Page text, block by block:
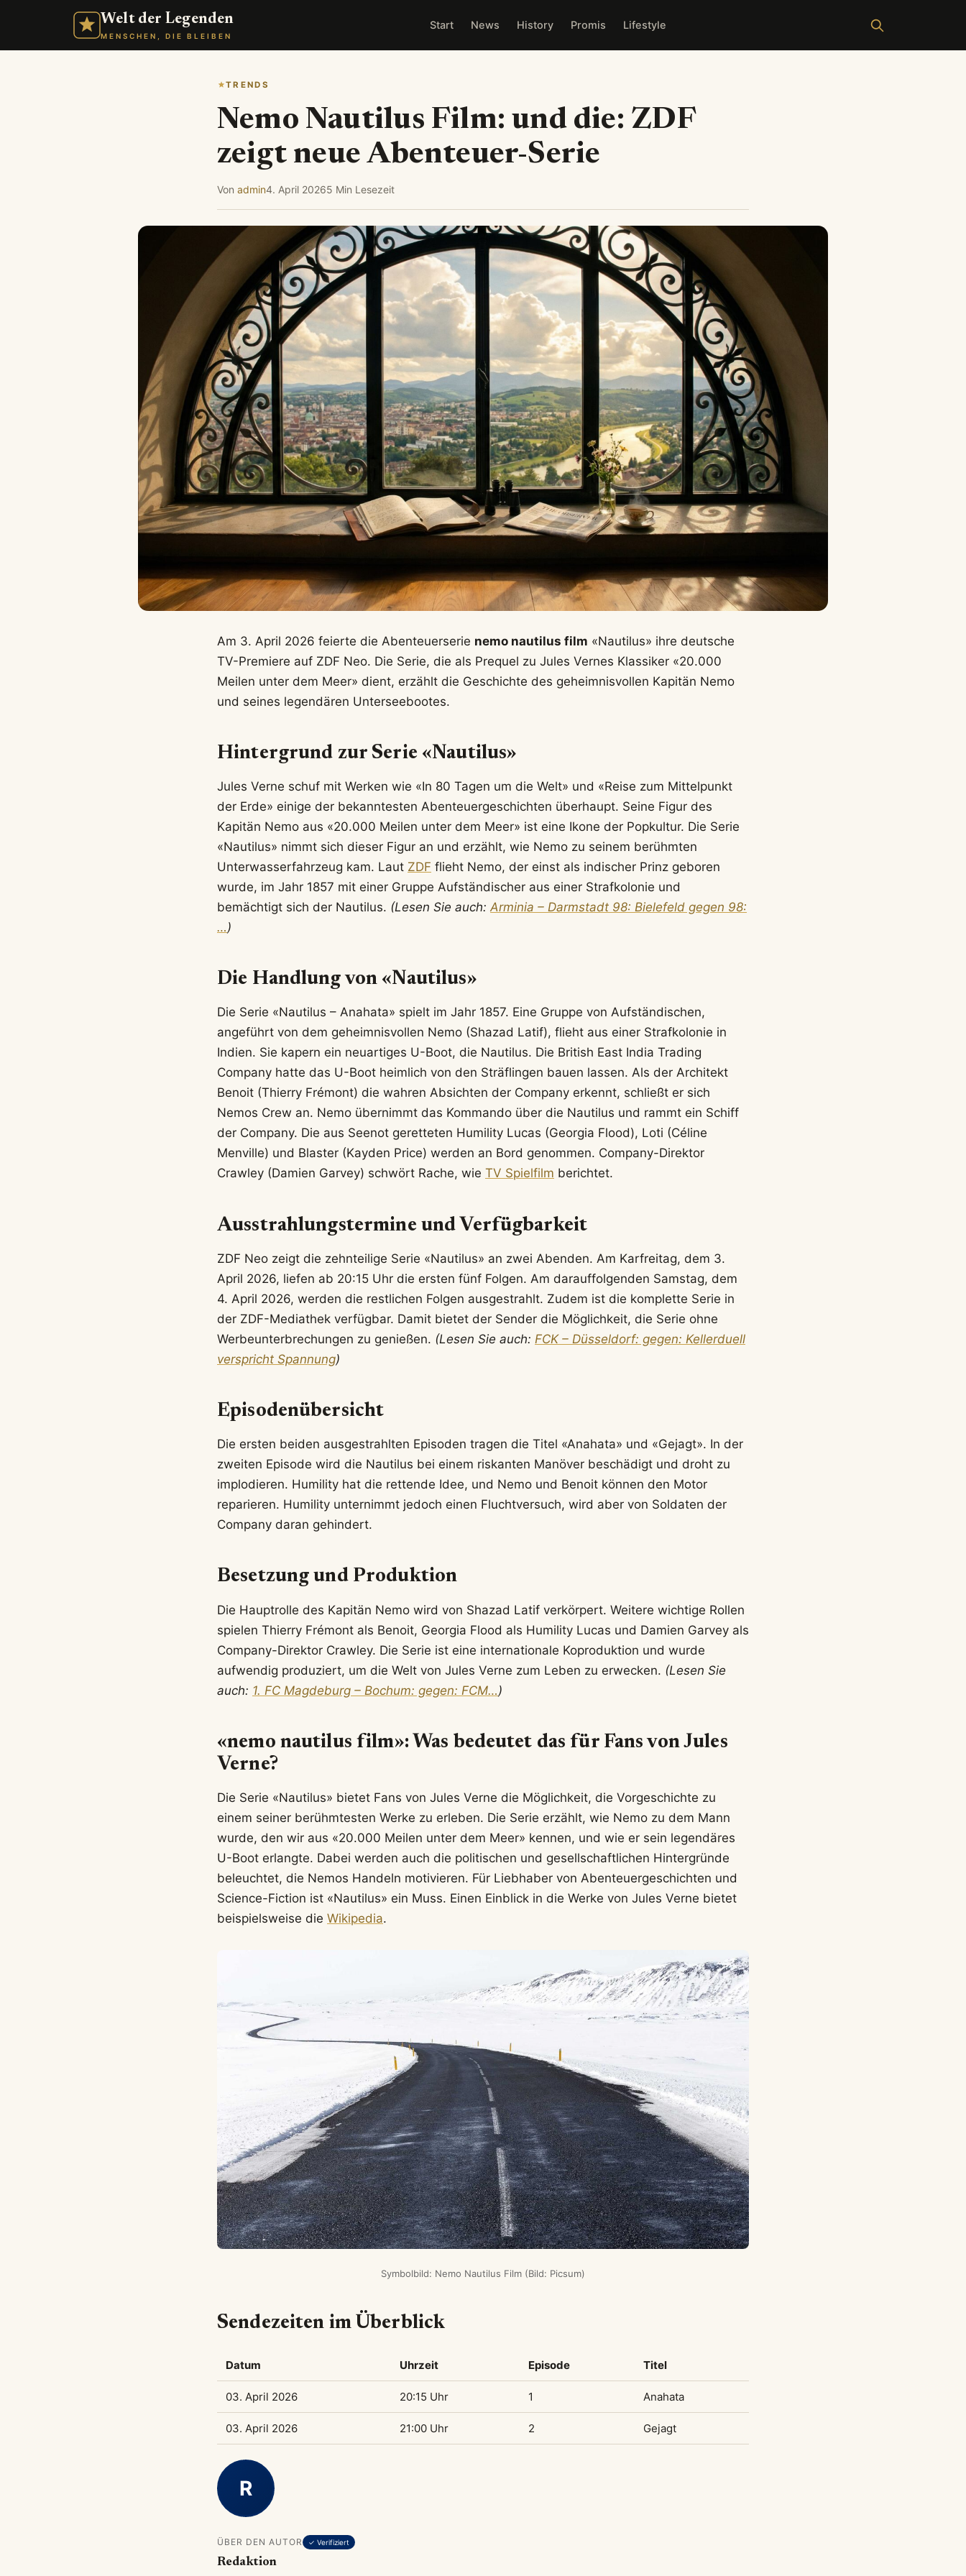
Welt der Legenden
MENSCHEN, DIE BLEIBEN
Start News History Promis Lifestyle
TRENDS
Nemo Nautilus Film: und die: ZDF
zeigt neue Abenteuer-Serie
Von admin4. April 20265 Min Lesezeit
Am 3. April 2026 feierte die Abenteuerserie nemo nautilus film «Nautilus» ihre deutsche
TV-Premiere auf ZDF Neo. Die Serie, die als Prequel zu Jules Vernes Klassiker «20.000
Meilen unter dem Meer» dient, erzählt die Geschichte des geheimnisvollen Kapitän Nemo
und seines legendären Unterseebootes.
Hintergrund zur Serie «Nautilus»
Jules Verne schuf mit Werken wie «In 80 Tagen um die Welt» und «Reise zum Mittelpunkt
der Erde» einige der bekanntesten Abenteuergeschichten überhaupt. Seine Figur des
Kapitän Nemo aus «20.000 Meilen unter dem Meer» ist eine Ikone der Popkultur. Die Serie
«Nautilus» nimmt sich dieser Figur an und erzählt, wie Nemo zu seinem berühmten
Unterwasserfahrzeug kam. Laut ZDF flieht Nemo, der einst als indischer Prinz geboren
wurde, im Jahr 1857 mit einer Gruppe Aufständischer aus einer Strafkolonie und
bemächtigt sich der Nautilus. (Lesen Sie auch: Arminia – Darmstadt 98: Bielefeld gegen 98:
…)
Die Handlung von «Nautilus»
Die Serie «Nautilus – Anahata» spielt im Jahr 1857. Eine Gruppe von Aufständischen,
angeführt von dem geheimnisvollen Nemo (Shazad Latif), flieht aus einer Strafkolonie in
Indien. Sie kapern ein neuartiges U-Boot, die Nautilus. Die British East India Trading
Company hatte das U-Boot heimlich von den Sträflingen bauen lassen. Als der Architekt
Benoit (Thierry Frémont) die wahren Absichten der Company erkennt, schließt er sich
Nemos Crew an. Nemo übernimmt das Kommando über die Nautilus und rammt ein Schiff
der Company. Die aus Seenot geretteten Humility Lucas (Georgia Flood), Loti (Céline
Menville) und Blaster (Kayden Price) werden an Bord genommen. Company-Direktor
Crawley (Damien Garvey) schwört Rache, wie TV Spielfilm berichtet.
Ausstrahlungstermine und Verfügbarkeit
ZDF Neo zeigt die zehnteilige Serie «Nautilus» an zwei Abenden. Am Karfreitag, dem 3.
April 2026, liefen ab 20:15 Uhr die ersten fünf Folgen. Am darauffolgenden Samstag, dem
4. April 2026, werden die restlichen Folgen ausgestrahlt. Zudem ist die komplette Serie in
der ZDF-Mediathek verfügbar. Damit bietet der Sender die Möglichkeit, die Serie ohne
Werbeunterbrechungen zu genießen. (Lesen Sie auch: FCK – Düsseldorf: gegen: Kellerduell
verspricht Spannung)
Episodenübersicht
Die ersten beiden ausgestrahlten Episoden tragen die Titel «Anahata» und «Gejagt». In der
zweiten Episode wird die Nautilus bei einem riskanten Manöver beschädigt und droht zu
implodieren. Humility hat die rettende Idee, und Nemo und Benoit können den Motor
reparieren. Humility unternimmt jedoch einen Fluchtversuch, wird aber von Soldaten der
Company daran gehindert.
Besetzung und Produktion
Die Hauptrolle des Kapitän Nemo wird von Shazad Latif verkörpert. Weitere wichtige Rollen
spielen Thierry Frémont als Benoit, Georgia Flood als Humility Lucas und Damien Garvey als
Company-Direktor Crawley. Die Serie ist eine internationale Koproduktion und wurde
aufwendig produziert, um die Welt von Jules Verne zum Leben zu erwecken. (Lesen Sie
auch: 1. FC Magdeburg – Bochum: gegen: FCM…)
«nemo nautilus film»: Was bedeutet das für Fans von Jules
Verne?
Die Serie «Nautilus» bietet Fans von Jules Verne die Möglichkeit, die Vorgeschichte zu
einem seiner berühmtesten Werke zu erleben. Die Serie erzählt, wie Nemo zu dem Mann
wurde, den wir aus «20.000 Meilen unter dem Meer» kennen, und wie er sein legendäres
U-Boot erlangte. Dabei werden auch die politischen und gesellschaftlichen Hintergründe
beleuchtet, die Nemos Handeln motivieren. Für Liebhaber von Abenteuergeschichten und
Science-Fiction ist «Nautilus» ein Muss. Einen Einblick in die Werke von Jules Verne bietet
beispielsweise die Wikipedia.
Symbolbild: Nemo Nautilus Film (Bild: Picsum)
Sendezeiten im Überblick
Datum Uhrzeit Episode Titel
03. April 2026 20:15 Uhr 1 Anahata
03. April 2026 21:00 Uhr 2 Gejagt
R
ÜBER DEN AUTOR ✓ Verifiziert
Redaktion